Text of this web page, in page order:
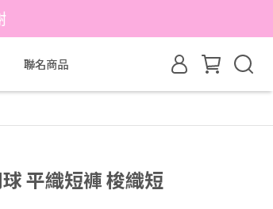
聯名商品
球 平織短褲 梭織短